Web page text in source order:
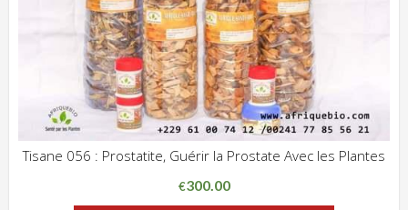
Tisane 056 : Prostatite, Guérir la Prostate Avec les Plantes
€300.00